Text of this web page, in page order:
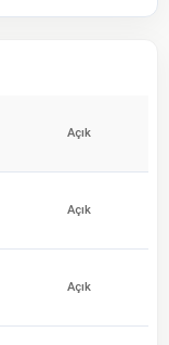
Açık
Açık
Açık